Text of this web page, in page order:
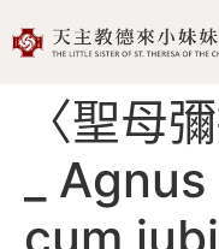
〈聖母
_